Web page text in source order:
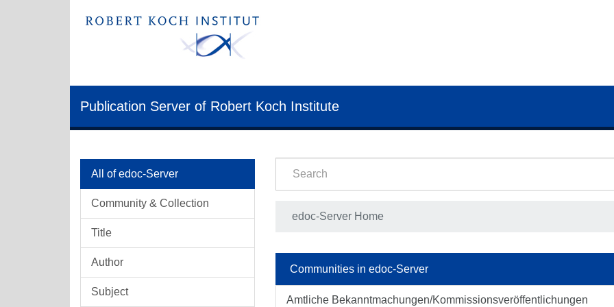
Publication Server of Robert Koch Institute
All of edoc-Server
Community & Collection
Title
Author
Subject
edoc-Server Home
Communities in edoc-Server
Amtliche Bekanntmachungen/Kommissionsveröffentlichungen